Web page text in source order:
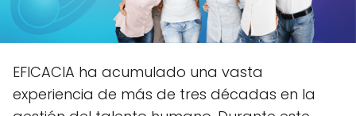
EFICACIA ha acumulado una vasta
experiencia de más de tres décadas en la